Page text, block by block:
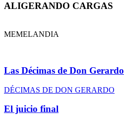
ALIGERANDO CARGAS
MEMELANDIA
Las Décimas de Don Gerardo
DÉCIMAS DE DON GERARDO
El juicio final